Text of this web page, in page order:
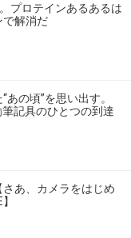
プロテインあるあるは
で解消だ
の頃”を思い出す。
記具のひとつの到達
あ、カメラをはじめ